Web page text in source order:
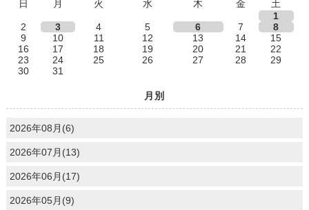
日
月 火 水 木 金
土
1
2
3 4 5 6 7
8
9
10 11 12 13 14
15
16
17 18 19 20 21
22
23
24 25 26 27 28
29
30
31
月別
2026年08月(6)
2026年07月(13)
2026年06月(17)
2026年05月(9)